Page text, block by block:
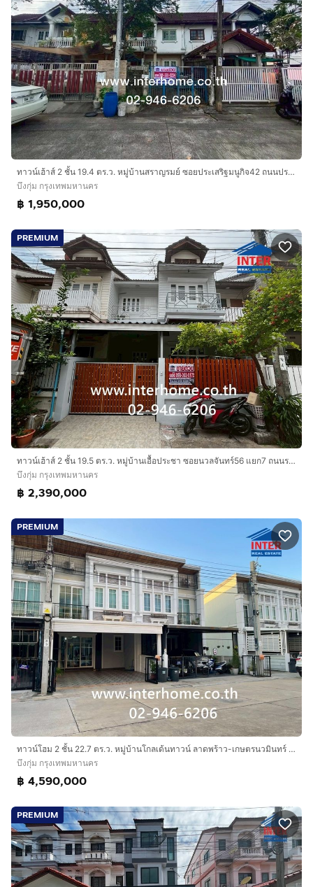
ทาวน์เฮ้าส์ 2 ชั้น 19.4 ตร.ว. หมู่บ้านสราญรมย์ ซอยประเสริฐมนูกิจ42 ถนนประเสริฐมนูกิจ เขตบึงกุ่ม กรุงเทพมหานคร
บึงกุ่ม กรุงเทพมหานคร
฿ 1,950,000
PREMIUM
ทาวน์เฮ้าส์ 2 ชั้น 19.5 ตร.ว. หมู่บ้านเอื้อประชา ซอยนวลจันทร์56 แยก7 ถนนรามอินทรา ถนนนวลจันทร์ เขตบึงกุ่ม กรุงเทพมหานคร
บึงกุ่ม กรุงเทพมหานคร
฿ 2,390,000
PREMIUM
ทาวน์โฮม 2 ชั้น 22.7 ตร.ว. หมู่บ้านโกลเด้นทาวน์ ลาดพร้าว-เกษตรนวมินทร์ ซอยนวมินทร์42 แยก27 ถนนนวมินทร์ ถนนเสรีไทย เขตบึงกุ่ม กรุงเทพมหานคร
บึงกุ่ม กรุงเทพมหานคร
฿ 4,590,000
PREMIUM